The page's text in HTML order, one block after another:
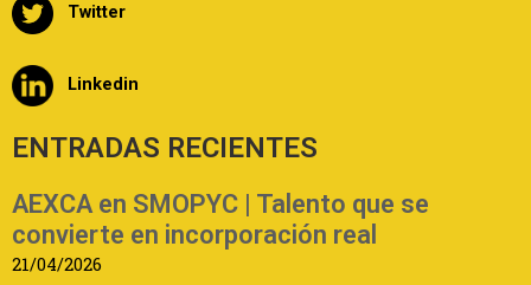
Twitter
Linkedin
ENTRADAS RECIENTES
AEXCA en SMOPYC | Talento que se
convierte en incorporación real
21/04/2026